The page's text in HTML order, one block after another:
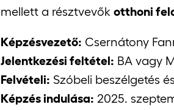
mellett a résztvevők otthoni
Képzésvezető: Csernátony
Jelentkezési feltétel: BA vagy
Felvételi: Szóbeli beszélgetés
Képzés indulása: 2025.